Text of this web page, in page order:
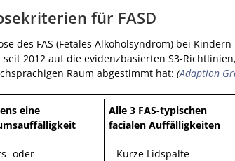
für FASD
des FAS (Fetales Alkoholsyndrom) bei
2012 auf die evidenzbasierten S3-
Raum abgestimmt hat:(Adaption
eine
oder
Alle 3 FAS-typischen
facialen Auffälligkeiten
– Kurze Lidspalte